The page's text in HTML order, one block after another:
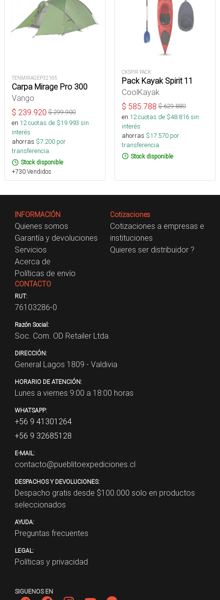
TENMIRAGEP32165
Carpa Mirage Pro 300
Vango
$ 239.920 $299.900
en 12cuotas de $19.993 sin
interés
ahorras $7.200 por
transferencia.
Stock disponible
+730 Vendidos
CKSPIR PACK
Pack Kayak Spirit 11
CoolKayak
$ 585.788 $629.880
en 12cuotas de $48.816sin
interés
ahorras $17.570 por
transferencia.
Stock disponible
INFORMACIÓN
Quienes somos
Garantía y devoluciones
Servicios
Acerca de
Políticas de envío
Cotizaciones
Cotizaciones a empresas e
instituciones
Quieres ser distribuidor ?
CONTACTO
RUT:
76103286-0
Razón Social:
Soc. Com. OD Retailer Ltda.
DIRECCIÓN:
General Lagos 1809 - Valdivia
HORARIO DE ATENCIÓN:
Lunes a viernes 9:00 a 18:00 horas
WHATSAPP:
+56 9 41301264
+56 9 32685128
E-MAIL:
contacto@pueblitoexpediciones.cl
DESPACHOS Y DEVOLUCIONES:
Despacho gratis desde $100.000 solo en productos
seleccionados
AYUDA:
Preguntas frecuentes
LEGAL:
Políticas y privacidad
SIGUENOS EN